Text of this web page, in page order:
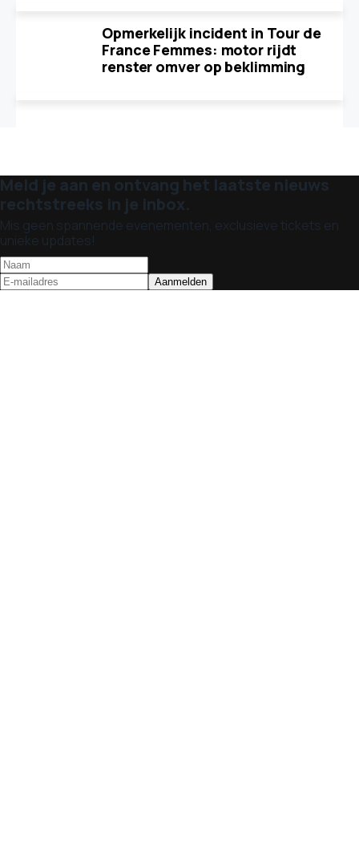
Opmerkelijk incident in Tour de
France Femmes: motor rijdt
renster omver op beklimming
Meld je aan en ontvang het laatste nieuws
rechtstreeks in je inbox.
Mis geen spannende evenementen, exclusieve tickets en
unieke updates!